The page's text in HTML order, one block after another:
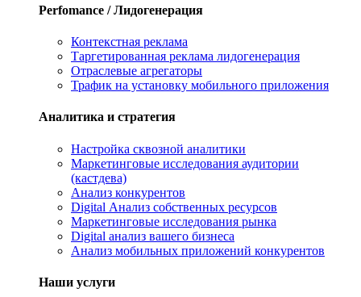
Perfomance / Лидогенерация
Контекстная реклама
Таргетированная реклама лидогенерация
Отраслевые агрегаторы
Трафик на установку мобильного приложения
Аналитика и стратегия
Настройка сквозной аналитики
Маркетинговые исследования аудитории
(кастдева)
Анализ конкурентов
Digital Анализ собственных ресурсов
Маркетинговые исследования рынка
Digital анализ вашего бизнеса
Анализ мобильных приложений конкурентов
Наши услуги